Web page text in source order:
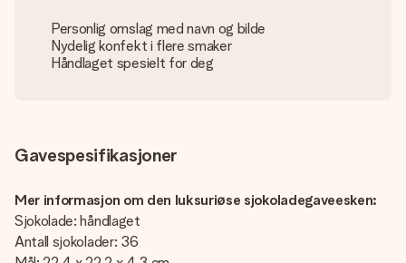
Personlig omslag med navn og bilde
Nydelig konfekt i flere smaker
Håndlaget spesielt for deg
Gavespesifikasjoner
Mer informasjon om den luksuriøse sjokoladegaveesken:
Sjokolade: håndlaget
Antall sjokolader: 36